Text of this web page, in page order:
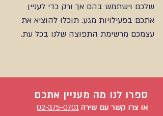
שלכם וישתמש בהם אך ורק כדי לעניין
אתכם בפעילויות מגע. תוכלו להוציא את
עצמכם מרשימת התפוצה שלנו בכל עת.
ספרו לנו מה מעניין אתכם
או צרו קשר עם שירה 02-375-0701